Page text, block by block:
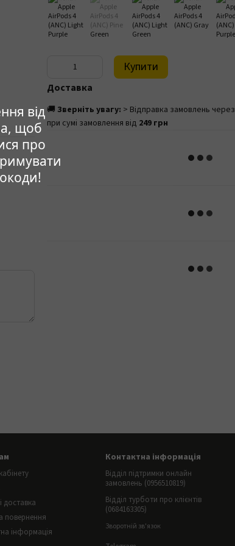
від
щоб
про
Купити
Доставка
🚚 Зверніть увагу: > Відправка замовлень через
при сумі замовлення від 249 грн
доставка
повернення
інформація
Контактна інформація
Відділ підтримки онлайн
замовлень (0956510819)
Відділ турботи про клієнтів
(0684163305)
Зворотній зв'язок